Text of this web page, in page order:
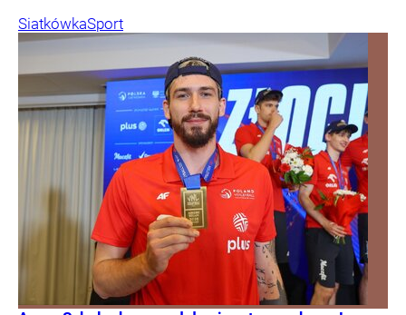
SiatkówkaSport